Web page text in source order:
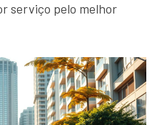
serviço pelo melhor